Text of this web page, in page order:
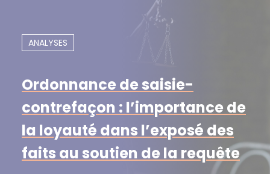
ANALYSES
Ordonnance de saisie-
contrefaçon : l’importance de
la loyauté dans l’exposé des
faits au soutien de la requête